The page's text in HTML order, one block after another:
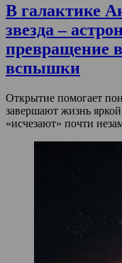
В галактике
звезда –
превращение
вспышки
Открытие помогает
завершают жизнь
«исчезают» почти